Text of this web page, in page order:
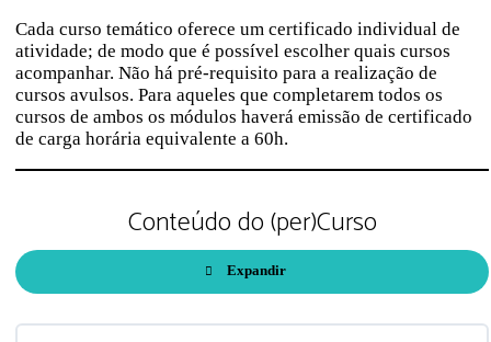
Cada curso temático oferece um certificado individual de
atividade; de modo que é possível escolher quais cursos
acompanhar. Não há pré-requisito para a realização de
cursos avulsos. Para aqueles que completarem todos os
cursos de ambos os módulos haverá emissão de certificado
de carga horária equivalente a 60h.
Conteúdo do (per)Curso
Expandir